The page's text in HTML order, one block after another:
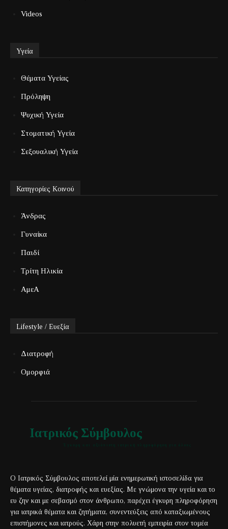
Videos
Υγεία
Θέματα Υγείας
Πρόληψη
Ψυχική Υγεία
Στοματική Υγεία
Σεξουαλική Υγεία
Κατηγορίες Κοινού
Άνδρας
Γυναίκα
Παιδί
Τρίτη Ηλικία
ΑμεΑ
Lifestyle / Ευεξία
Διατροφή
Ομορφιά
Ιατρικός Σύμβουλος
Ο Ιατρικός Σύμβουλος αποτελεί μία ενημερωτική ιστοσελίδα για
θέματα υγείας, διατροφής και ευεξίας. Με γνώμονα την υγεία και το
ευ ζην και με σεβασμό στον άνθρωπο, παρέχει έγκυρη πληροφόρηση
για ιατρικά θέματα και ζητήματα, συνεντεύξεις από καταξιωμένους
επιστήμονες και ιατρούς. Χάρη στην πολυετή εμπειρία στον τομέα